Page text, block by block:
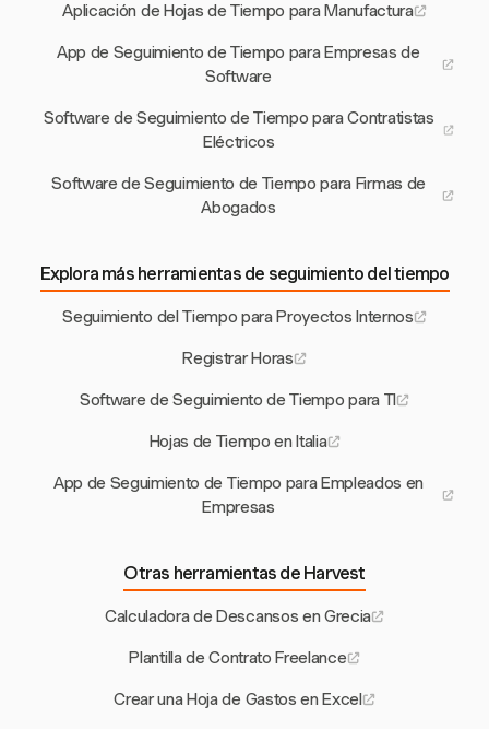
Aplicación de Hojas de Tiempo para Manufactura
App de Seguimiento de Tiempo para Empresas de
Software
Software de Seguimiento de Tiempo para Contratistas
Eléctricos
Software de Seguimiento de Tiempo para Firmas de
Abogados
Explora más herramientas de seguimiento del tiempo
Seguimiento del Tiempo para Proyectos Internos
Registrar Horas
Software de Seguimiento de Tiempo para TI
Hojas de Tiempo en Italia
App de Seguimiento de Tiempo para Empleados en
Empresas
Otras herramientas de Harvest
Calculadora de Descansos en Grecia
Plantilla de Contrato Freelance
Crear una Hoja de Gastos en Excel